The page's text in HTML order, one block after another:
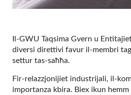
Il-GWU Taqsima Gvern u
diversi direttivi favur il-membri
settur tas-saħħa.
Fir-relazzjonijiet industrijali, il-
importanza kbira. Biex ikun